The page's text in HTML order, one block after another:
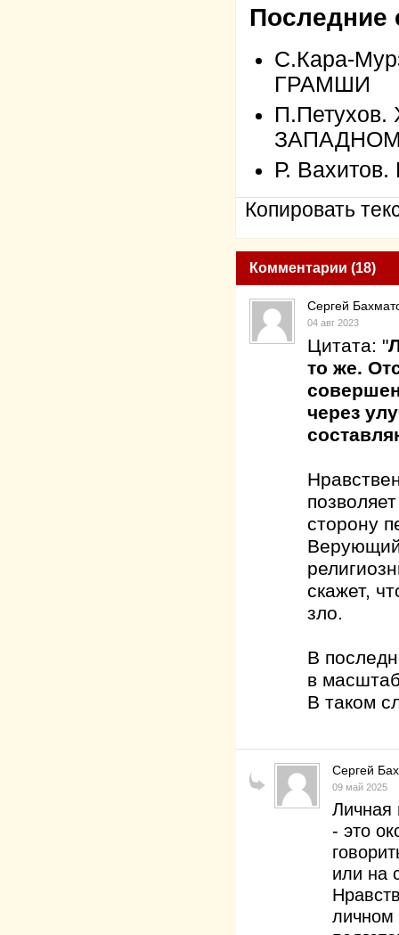
Последние
С.Кара-
ГРАМШИ
Р.
Копировать
Комментарии (18)
Сергей
04 авг 2023
Цитата: "
то же.
через
сторону
Верующий
скажет,
зло.
В
в
В таком
Сергей
09 май 2025
Личная
- это
или на
личном